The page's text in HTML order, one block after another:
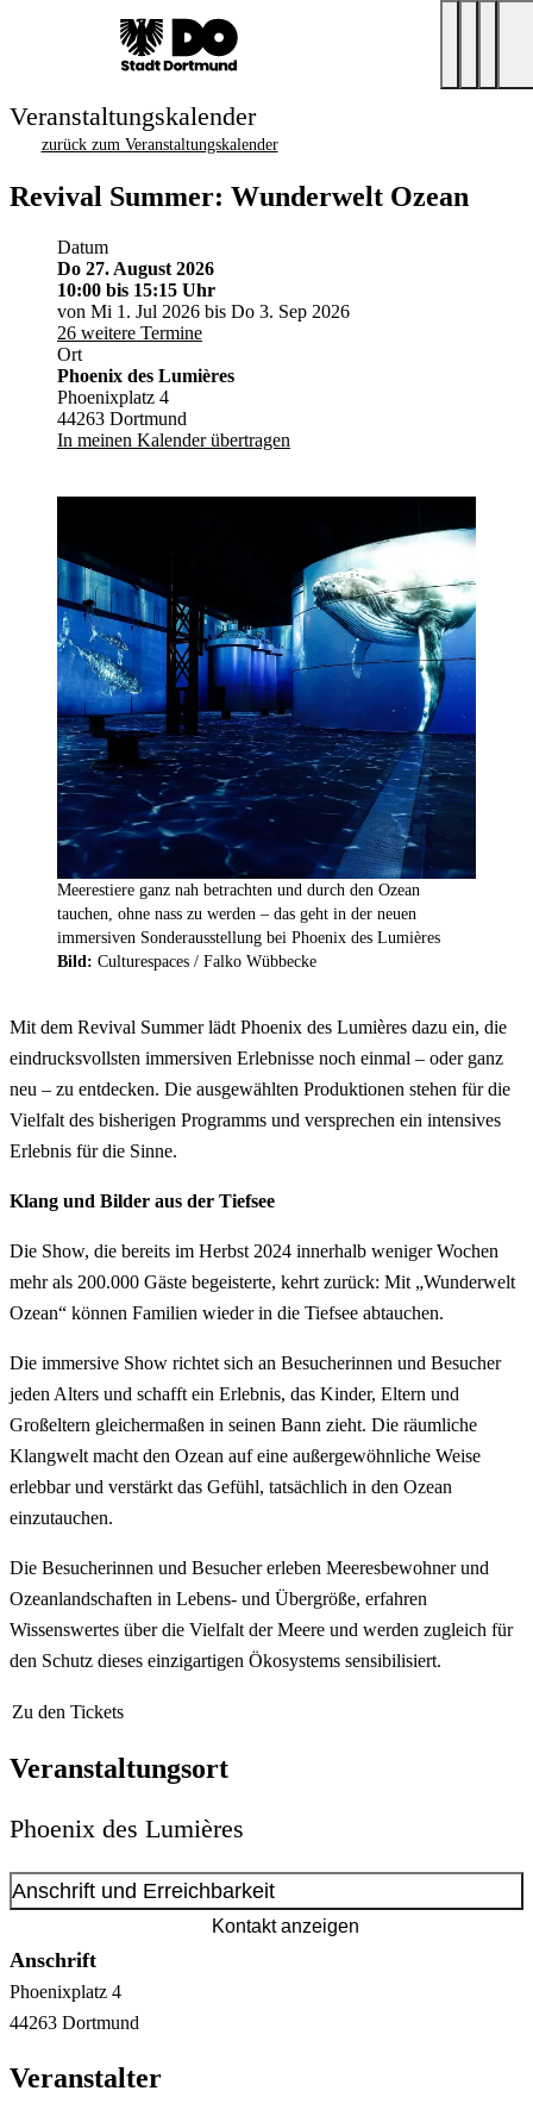
Veranstaltungskalender
zurück zum Veranstaltungskalender
Revival Summer: Wunderwelt Ozean
Datum
Do 27. August 2026
10:00 bis 15:15 Uhr
von Mi 1. Jul 2026 bis Do 3. Sep 2026
26 weitere Termine
Ort
Phoenix des Lumières
Phoenixplatz 4
44263 Dortmund
In meinen Kalender übertragen
Meerestiere ganz nah betrachten und durch den Ozean
tauchen, ohne nass zu werden – das geht in der neuen
immersiven Sonderausstellung bei Phoenix des Lumières
Bild: Culturespaces / Falko Wübbecke
Mit dem Revival Summer lädt Phoenix des Lumières dazu ein, die
eindrucksvollsten immersiven Erlebnisse noch einmal – oder ganz
neu – zu entdecken. Die ausgewählten Produktionen stehen für die
Vielfalt des bisherigen Programms und versprechen ein intensives
Erlebnis für die Sinne.
Klang und Bilder aus der Tiefsee
Die Show, die bereits im Herbst 2024 innerhalb weniger Wochen
mehr als 200.000 Gäste begeisterte, kehrt zurück: Mit „Wunderwelt
Ozean“ können Familien wieder in die Tiefsee abtauchen.
Die immersive Show richtet sich an Besucherinnen und Besucher
jeden Alters und schafft ein Erlebnis, das Kinder, Eltern und
Großeltern gleichermaßen in seinen Bann zieht. Die räumliche
Klangwelt macht den Ozean auf eine außergewöhnliche Weise
erlebbar und verstärkt das Gefühl, tatsächlich in den Ozean
einzutauchen.
Die Besucherinnen und Besucher erleben Meeresbewohner und
Ozeanlandschaften in Lebens- und Übergröße, erfahren
Wissenswertes über die Vielfalt der Meere und werden zugleich für
den Schutz dieses einzigartigen Ökosystems sensibilisiert.
Zu den Tickets
Veranstaltungsort
Phoenix des Lumières
Anschrift und Erreichbarkeit
Kontakt anzeigen
Anschrift
Phoenixplatz 4
44263 Dortmund
Veranstalter